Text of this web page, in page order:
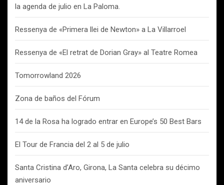
la agenda de julio en La Paloma.
Ressenya de «Primera llei de Newton» a La Villarroel
Ressenya de «El retrat de Dorian Gray» al Teatre Romea
Tomorrowland 2026
Zona de baños del Fórum
14 de la Rosa ha logrado entrar en Europe’s 50 Best Bars
El Tour de Francia del 2 al 5 de julio
Santa Cristina d’Aro, Girona, La Santa celebra su décimo
aniversario